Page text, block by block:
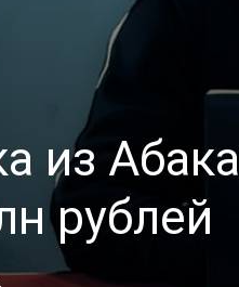
из
рублей